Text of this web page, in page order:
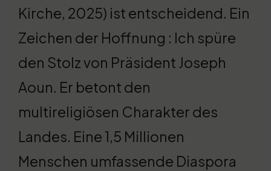
Kirche, 2025) ist entscheidend. Ein
Zeichen der Hoffnung : Ich spüre
den Stolz von Präsident Joseph
Aoun. Er betont den
multireligiösen Charakter des
Landes. Eine 1,5 Millionen
Menschen umfassende Diaspora